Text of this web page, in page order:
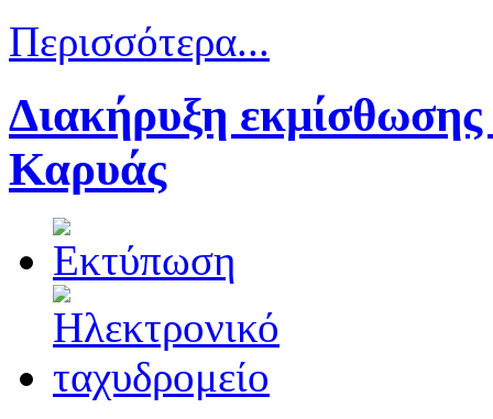
Περισσότερα...
Διακήρυξη
Καρυάς